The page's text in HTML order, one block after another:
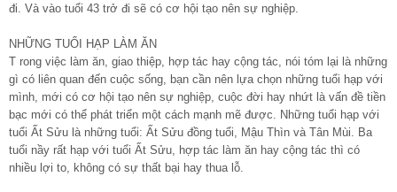
đi. Và vào tuổi 43 trở đi sẽ có cơ hội tạo nên sự nghiệp.
NHỮNG TUỔI HẠP LÀM ĂN
T rong việc làm ăn, giao thiệp, hợp tác hay cộng tác, nói tóm lại là những
gì có liên quan đến cuộc sống, bạn cần nên lựa chọn những tuổi hạp với
mình, mới có cơ hội tạo nên sự nghiệp, cuộc đời hay nhứt là vấn đề tiền
bạc mới có thể phát triển một cách mạnh mẽ được. Những tuổi hạp với
tuổi Ất Sửu là những tuổi: Ất Sửu đồng tuổi, Mậu Thìn và Tân Mùi. Ba
tuổi nầy rất hạp với tuổi Ất Sửu, hợp tác làm ăn hay cộng tác thì có
nhiều lợi to, không có sự thất bại hay thua lỗ.